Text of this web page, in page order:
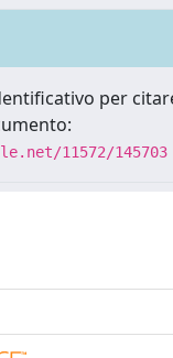
per
11572/145703